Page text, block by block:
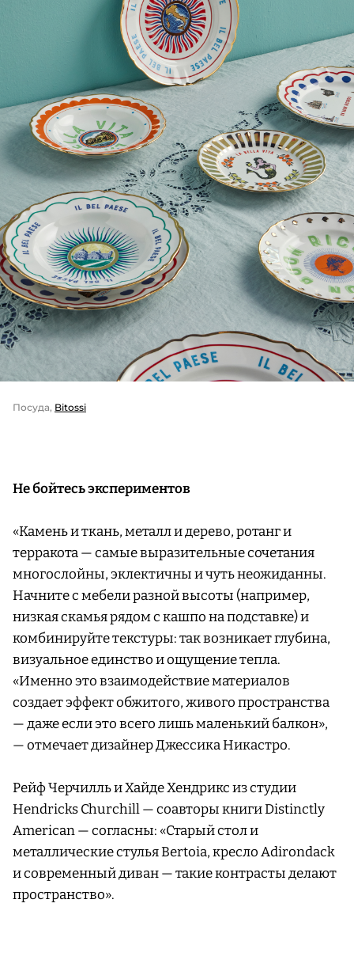
Посуда, Bitossi
Не бойтесь экспериментов
«Камень и ткань, металл и дерево, ротанг и
терракота — самые выразительные сочетания
многослойны, эклектичны и чуть неожиданны.
Начните с мебели разной высоты (например,
низкая скамья рядом с кашпо на подставке) и
комбинируйте текстуры: так возникает глубина,
визуальное единство и ощущение тепла.
«Именно это взаимодействие материалов
создает эффект обжитого, живого пространства
— даже если это всего лишь маленький балкон»,
— отмечает дизайнер Джессика Никастро.
Рейф Черчилль и Хайде Хендрикс из студии
Hendricks Churchill — соавторы книги Distinctly
American — согласны: «Старый стол и
металлические стулья Bertoia, кресло Adirondack
и современный диван — такие контрасты делают
пространство».